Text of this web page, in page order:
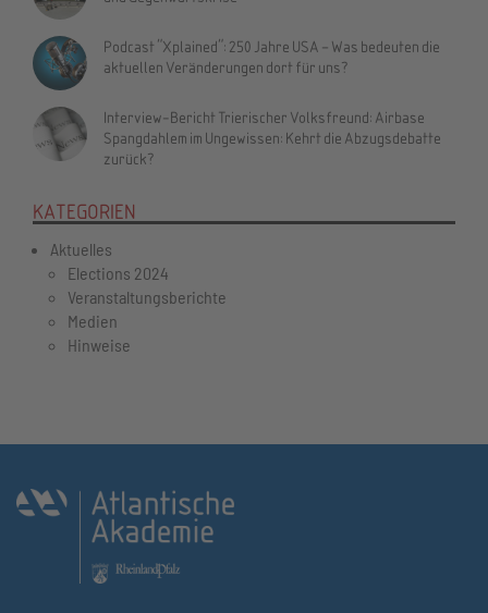
Podcast "Xplained": 250 Jahre USA – Was bedeuten die
aktuellen Veränderungen dort für uns?
Interview-Bericht Trierischer Volksfreund: Airbase
Spangdahlem im Ungewissen: Kehrt die Abzugsdebatte
zurück?
KATEGORIEN
Aktuelles
Elections 2024
Veranstaltungsberichte
Medien
Hinweise